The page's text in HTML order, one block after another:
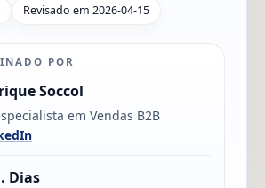
Revisado em 2026-04-15
POR
Soccol
em Vendas B2B
Dias